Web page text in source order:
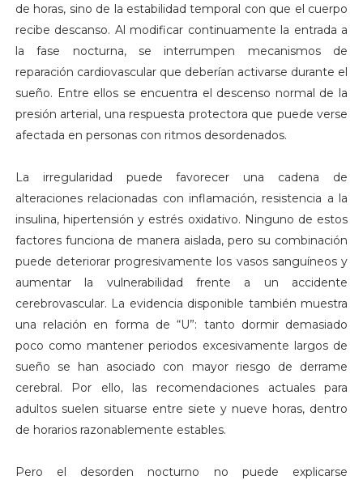
de horas, sino de la estabilidad temporal con que el cuerpo
recibe descanso. Al modificar continuamente la entrada a
la fase nocturna, se interrumpen mecanismos de
reparación cardiovascular que deberían activarse durante el
sueño. Entre ellos se encuentra el descenso normal de la
presión arterial, una respuesta protectora que puede verse
afectada en personas con ritmos desordenados.
La irregularidad puede favorecer una cadena de
alteraciones relacionadas con inflamación, resistencia a la
insulina, hipertensión y estrés oxidativo. Ninguno de estos
factores funciona de manera aislada, pero su combinación
puede deteriorar progresivamente los vasos sanguíneos y
aumentar la vulnerabilidad frente a un accidente
cerebrovascular. La evidencia disponible también muestra
una relación en forma de “U”: tanto dormir demasiado
poco como mantener periodos excesivamente largos de
sueño se han asociado con mayor riesgo de derrame
cerebral. Por ello, las recomendaciones actuales para
adultos suelen situarse entre siete y nueve horas, dentro
de horarios razonablemente estables.
Pero el desorden nocturno no puede explicarse